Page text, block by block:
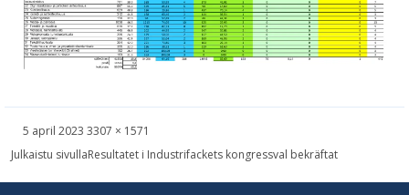
Skriven
5 april 2023 Bild
full
3307 × 1571
Inläggsnavigering
Julkaistu sivullaResultatet i Industrifackets kongressval bekräftat